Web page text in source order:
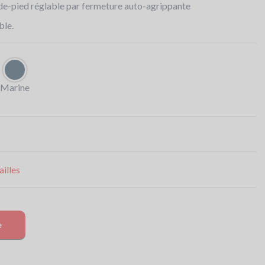
pied réglable par fermeture auto-agrippante
Marine